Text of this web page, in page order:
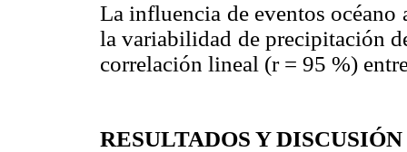
La influencia de eventos
la variabilidad de precipitación
correlación lineal (r = 95 %)
RESULTADOS Y DISCUSIÓN